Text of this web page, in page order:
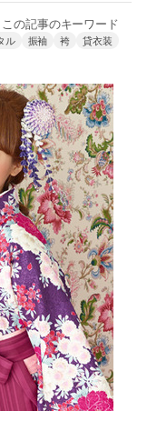
この記事のキーワード
ル 振袖 袴 貸衣装